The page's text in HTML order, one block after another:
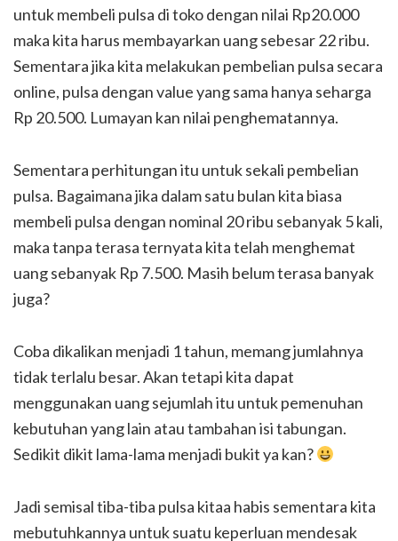
untuk membeli pulsa di toko dengan nilai Rp20.000
maka kita harus membayarkan uang sebesar 22 ribu.
Sementara jika kita melakukan pembelian pulsa secara
online, pulsa dengan value yang sama hanya seharga
Rp 20.500. Lumayan kan nilai penghematannya.
Sementara perhitungan itu untuk sekali pembelian
pulsa. Bagaimana jika dalam satu bulan kita biasa
membeli pulsa dengan nominal 20 ribu sebanyak 5 kali,
maka tanpa terasa ternyata kita telah menghemat
uang sebanyak Rp 7.500. Masih belum terasa banyak
juga?
Coba dikalikan menjadi 1 tahun, memang jumlahnya
tidak terlalu besar. Akan tetapi kita dapat
menggunakan uang sejumlah itu untuk pemenuhan
kebutuhan yang lain atau tambahan isi tabungan.
Sedikit dikit lama-lama menjadi bukit ya kan?
Jadi semisal tiba-tiba pulsa kitaa habis sementara kita
mebutuhkannya untuk suatu keperluan mendesak